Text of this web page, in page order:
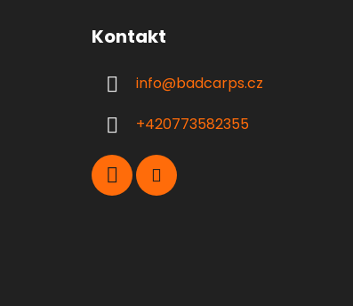
Kontakt
info@badcarps.cz
+420773582355